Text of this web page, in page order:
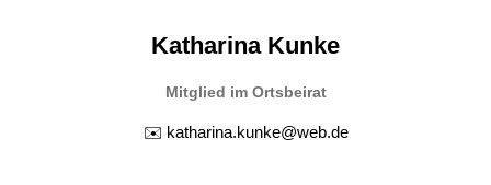
Katharina Kunke
Mitglied im Ortsbeirat
✉️ katharina.kunke@web.de